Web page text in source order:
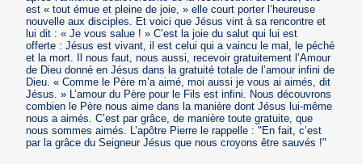
est « tout émue et pleine de joie, » elle court porter l’heureuse
nouvelle aux disciples. Et voici que Jésus vint à sa rencontre et
lui dit : « Je vous salue ! » C’est la joie du salut qui lui est
offerte : Jésus est vivant, il est celui qui a vaincu le mal, le péché
et la mort. Il nous faut, nous aussi, recevoir gratuitement l’Amour
de Dieu donné en Jésus dans la gratuité totale de l’amour infini de
Dieu. « Comme le Père m’a aimé, moi aussi je vous ai aimés, dit
Jésus. » L’amour du Père pour le Fils est infini. Nous découvrons
combien le Père nous aime dans la manière dont Jésus lui-même
nous a aimés. C’est par grâce, de manière toute gratuite, que
nous sommes aimés. L’apôtre Pierre le rappelle : "En fait, c’est
par la grâce du Seigneur Jésus que nous croyons être sauvés !"